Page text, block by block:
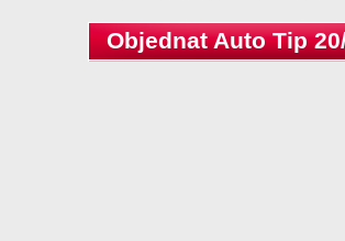
Objednat Auto Tip